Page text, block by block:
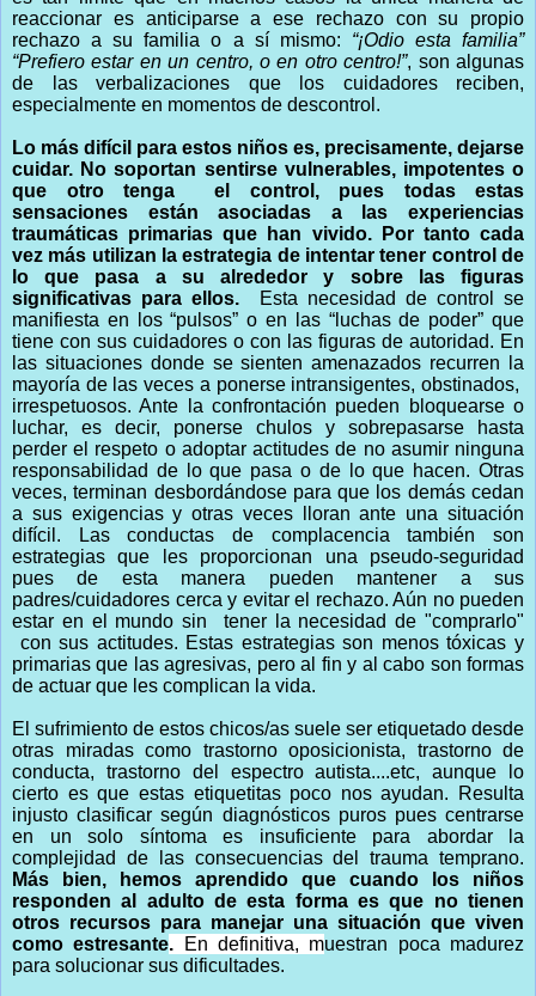
reaccionar es anticiparse a ese rechazo con su propio
rechazo a su familia o a sí mismo: “¡Odio esta familia”
“Prefiero estar en un centro, o en otro centro!”, son algunas
de las verbalizaciones que los cuidadores reciben,
especialmente en momentos de descontrol.
Lo más difícil para estos niños es, precisamente, dejarse
cuidar. No soportan sentirse vulnerables, impotentes o
que otro tenga el control, pues todas estas
sensaciones están asociadas a las experiencias
traumáticas primarias que han vivido. Por tanto cada
vez más utilizan la estrategia de intentar tener control de
lo que pasa a su alrededor y sobre las figuras
significativas para ellos. Esta necesidad de control se
manifiesta en los “pulsos” o en las “luchas de poder” que
tiene con sus cuidadores o con las figuras de autoridad. En
las situaciones donde se sienten amenazados recurren la
mayoría de las veces a ponerse intransigentes, obstinados,
irrespetuosos. Ante la confrontación pueden bloquearse o
luchar, es decir, ponerse chulos y sobrepasarse hasta
perder el respeto o adoptar actitudes de no asumir ninguna
responsabilidad de lo que pasa o de lo que hacen. Otras
veces, terminan desbordándose para que los demás cedan
a sus exigencias y otras veces lloran ante una situación
difícil. Las conductas de complacencia también son
estrategias que les proporcionan una pseudo-seguridad
pues de esta manera pueden mantener a sus
padres/cuidadores cerca y evitar el rechazo. Aún no pueden
estar en el mundo sin tener la necesidad de "comprarlo"
con sus actitudes. Estas estrategias son menos tóxicas y
primarias que las agresivas, pero al fin y al cabo son formas
de actuar que les complican la vida.
El sufrimiento de estos chicos/as suele ser etiquetado desde
otras miradas como trastorno oposicionista, trastorno de
conducta, trastorno del espectro autista....etc, aunque lo
cierto es que estas etiquetitas poco nos ayudan. Resulta
injusto clasificar según diagnósticos puros pues centrarse
en un solo síntoma es insuficiente para abordar la
complejidad de las consecuencias del trauma temprano.
Más bien, hemos aprendido que cuando los niños
responden al adulto de esta forma es que no tienen
otros recursos para manejar una situación que viven
como estresante. En definitiva, muestran poca madurez
para solucionar sus dificultades.